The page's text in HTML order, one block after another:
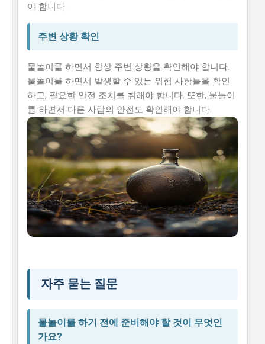
야 합니다.
주변 상황 확인
물놀이를 하면서 항상 주변 상황을 확인해야 합니다.
물놀이를 하면서 발생할 수 있는 위험 사항들을 확인
하고, 필요한 안전 조치를 취해야 합니다. 또한, 물놀이
를 하면서 다른 사람의 안전도 확인해야 합니다.
자주 묻는 질문
물놀이를 하기 전에 준비해야 할 것이 무엇인
가요?